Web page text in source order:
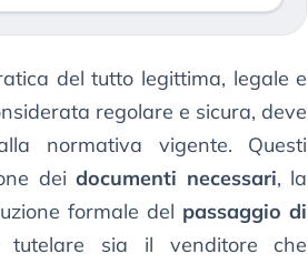
del tutto legittima, legale e
regolare e sicura, deve
normativa vigente. Questi
deidocumenti necessari, la
formale del passaggio di
tutelare sia il venditore che